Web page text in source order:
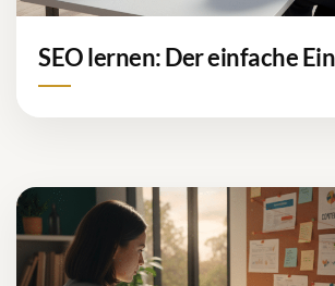
SEO lernen: Der einfache